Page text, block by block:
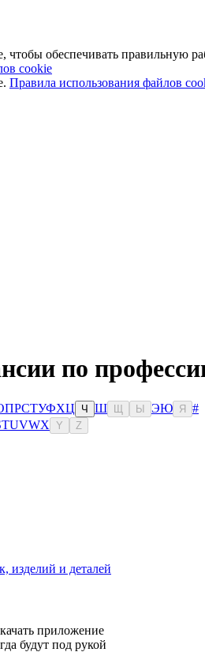
обеспечивать правильную
cookie
Правила использования файлов
по
ПРСТУФХЦ Ч Ш Ы ЭЮ Я
#
TUVWX Y Z
изделий и деталей
приложение
будут под рукой